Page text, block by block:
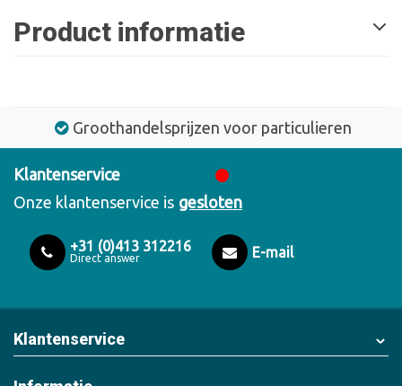
Product informatie
Groothandelsprijzen voor particulieren
Klantenservice
Onze klantenservice is gesloten
+31 (0)413 312216
Direct answer E-mail
Klantenservice